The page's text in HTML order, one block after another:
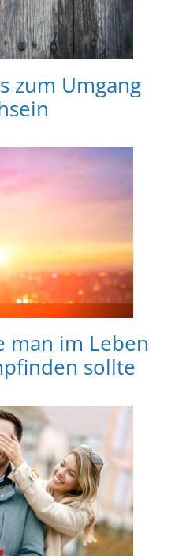
zum Umgang
man im Leben
sollte